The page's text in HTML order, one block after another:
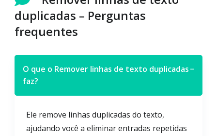
duplicadas – Perguntas
frequentes
O que o Remover linhas de texto duplicadas
faz?
−
Ele remove linhas duplicadas do texto,
ajudando você a eliminar entradas repetidas